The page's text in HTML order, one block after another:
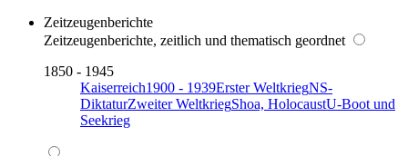
Zeitzeugenberichte
Zeitzeugenberichte, zeitlich und thematisch geordnet
1850 - 1945
Kaiserreich1900 - 1939Erster WeltkriegNS-
DiktaturZweiter WeltkriegShoa, HolocaustU-Boot und
Seekrieg